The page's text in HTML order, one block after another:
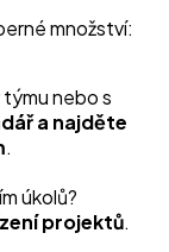
množství:
nebo s
a najděte
.
úkolů?
projektů.